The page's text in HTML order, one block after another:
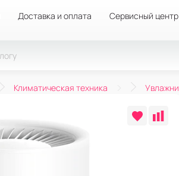
Доставка и оплата Сервисный центр
Климатическая техника